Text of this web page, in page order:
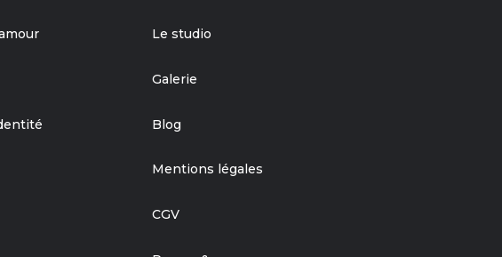
Le studio
Galerie
Blog
Mentions légales
CGV